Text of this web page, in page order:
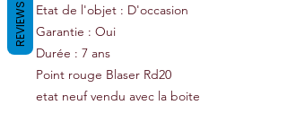
Etat de l'objet : D'occasion
Garantie : Oui
Durée : 7 ans
Point rouge Blaser Rd20
etat neuf vendu avec la boite
REVIEWS